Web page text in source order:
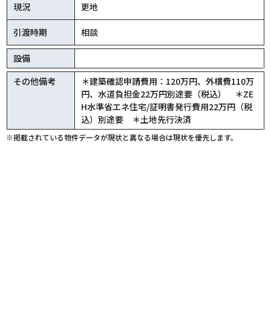
現況 更地
引渡時期 相談
設備
その他備考
＊建築確認申請費用：120万円、外構費110万
円、水道負担金22万円別途要（税込） ＊ZE
H水準省エネ住宅/証明書発行費用22万円（税
込）別途要 ＊土地先行決済
※掲載されている物件データが現状と異なる場合は現状を優先します。